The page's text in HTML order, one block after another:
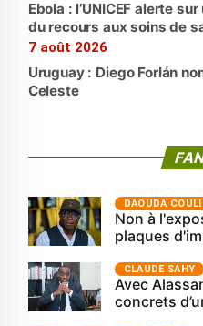
Ebola : l’UNICEF alerte
du recours aux soins de
7 août 2026
Uruguay : Diego Forlán
Celeste
‎DAOUDA
Non à
plaques
CLAUDE SAHY
Avec
concrets